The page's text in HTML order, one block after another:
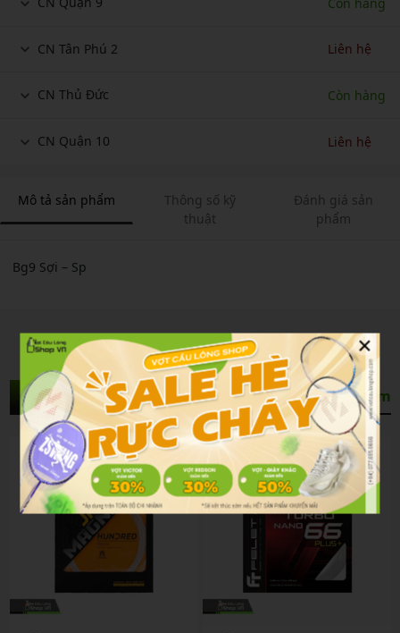
CN Tân Phú 2 Liên hệ
CN Thủ Đức Còn hàng
CN Quận 10 Liên hệ
Mô tả sản phẩm
Thông số kỹ
thuật
Đánh giá sản
phẩm
Bg9 Sợi – Sp
Sản Phẩm Liên Quan Xem thêm
×